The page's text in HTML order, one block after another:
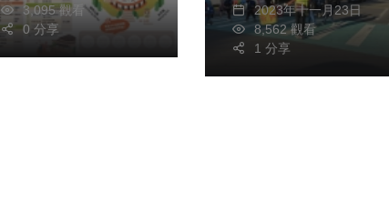
3,095 觀看
0 分享
2023年十一月23日
8,562 觀看
1 分享